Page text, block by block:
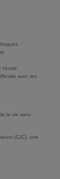
l'école
avec les
la vie sans
(CJC), une